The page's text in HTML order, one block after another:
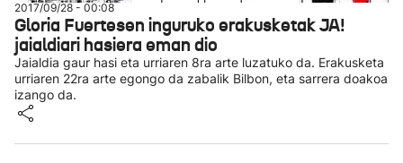
2017/09/28 - 00:08
Gloria Fuertesen inguruko erakusketak JA!
jaialdiari hasiera eman dio
Jaialdia gaur hasi eta urriaren 8ra arte luzatuko da. Erakusketa
urriaren 22ra arte egongo da zabalik Bilbon, eta sarrera doakoa
izango da.